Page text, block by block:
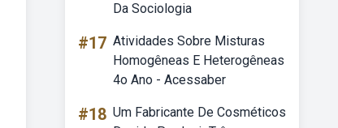
Da Sociologia
#17 Atividades Sobre Misturas
Homogêneas E Heterogêneas
4o Ano - Acessaber
#18 Um Fabricante De Cosméticos